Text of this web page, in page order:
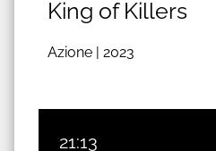
King of Killers
Azione | 2023
21:13